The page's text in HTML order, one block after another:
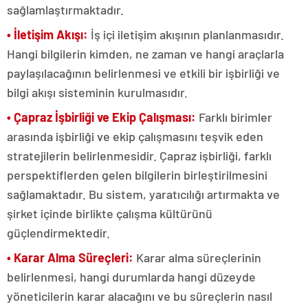
sağlamlaştırmaktadır.
• İletişim Akışı: İş içi iletişim akışının planlanmasıdır.
Hangi bilgilerin kimden, ne zaman ve hangi araçlarla
paylaşılacağının belirlenmesi ve etkili bir işbirliği ve
bilgi akışı sisteminin kurulmasıdır.
• Çapraz İşbirliği ve Ekip Çalışması: Farklı birimler
arasında işbirliği ve ekip çalışmasını teşvik eden
stratejilerin belirlenmesidir. Çapraz işbirliği, farklı
perspektiflerden gelen bilgilerin birleştirilmesini
sağlamaktadır. Bu sistem, yaratıcılığı artırmakta ve
şirket içinde birlikte çalışma kültürünü
güçlendirmektedir.
• Karar Alma Süreçleri: Karar alma süreçlerinin
belirlenmesi, hangi durumlarda hangi düzeyde
yöneticilerin karar alacağını ve bu süreçlerin nasıl